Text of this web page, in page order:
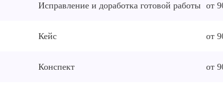
Исправление и доработка готовой работы от
Кейс от
Конспект от